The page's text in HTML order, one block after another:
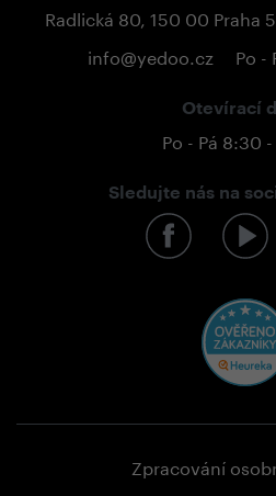
Radlická 80, 150 00 Praha 5
info@yedoo.cz
Po -
Otevírací
Po - Pá 8:30
Sledujte nás na
Zpracování